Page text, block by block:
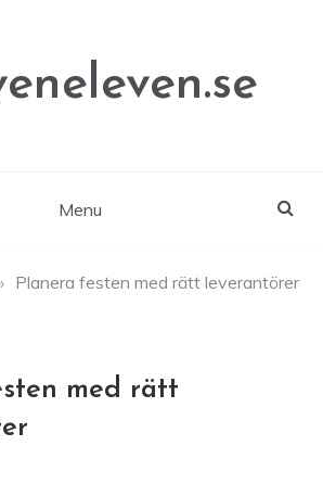
Menu
Planera festen med rätt leverantörer
med rätt